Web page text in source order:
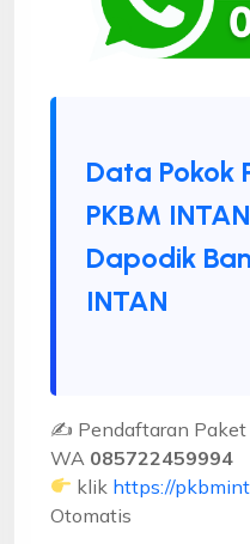
Data Pokok
PKBM INTAN
Dapodik
INTAN
✍ Pendaftaran Paket
WA 085722459994
klik https://
Otomatis